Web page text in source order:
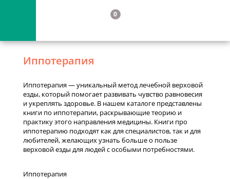
0
Иппотерапия
Иппотерапия — уникальный метод лечебной верховой
езды, который помогает развивать чувство равновесия
и укреплять здоровье. В нашем каталоге представлены
книги по иппотерапии, раскрывающие теорию и
практику этого направления медицины. Книги про
иппотерапию подходят как для специалистов, так и для
любителей, желающих узнать больше о пользе
верховой езды для людей с особыми потребностями.
Иппотерапия